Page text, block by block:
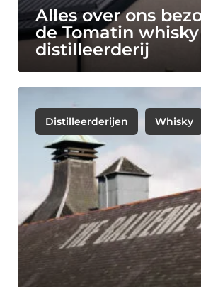
Alles over ons
de Tomatin whisky
distilleerderij
Distilleerderijen Whisky